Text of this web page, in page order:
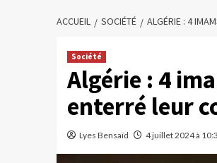
ACCUEIL SOCIÉTÉ ALGÉRIE : 4
Société
Algérie : 4
enterré leur
Lyes Bensaïd 4 juillet 2024 à